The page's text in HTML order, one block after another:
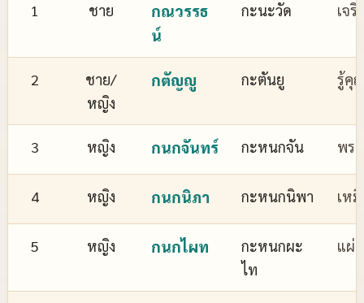
1 ชาย
กณวรรธ
น์
กะนะวัด เจ
2
ชาย/
หญิง
กตัญญู กะตันยู รู้คุ
3 หญิง กนกจันทร์ กะหนกจัน พร
4 หญิง กนกนิภา กะหนกนิพา เห
5 หญิง กนกไผท
กะหนกผะ
ไท
แผ่